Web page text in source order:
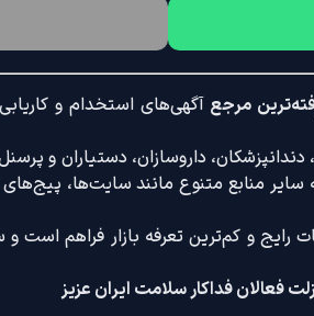
مرجعآگهی‌های استخدام و
داروسازان، دستیاران و
منابع متنوع مانند سایت‌ها، پیج‌های
فعالان فداکار سلامت ایران عزیز